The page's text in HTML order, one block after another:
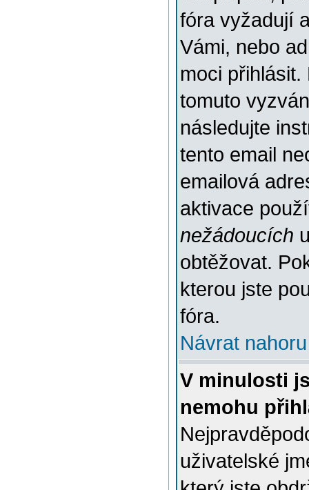
fóra vyžadují
Vámi, nebo
moci
tomuto
následujte
tento email
emailová
aktivace
nežádoucích
obtěžovat.
kterou jste
fóra.
Návrat nahoru
V minulosti
nemohu
uživatelské